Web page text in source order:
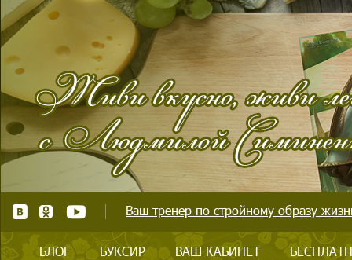
Ваш тренер по стройному образу
БЛОГ БУКСИР ВАШ КАБИНЕТ